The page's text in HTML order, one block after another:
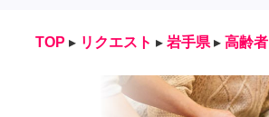
TOP ▸ リクエスト ▸ 岩手県 ▸ 高齢者